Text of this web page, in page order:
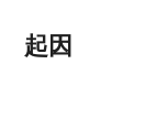
起因